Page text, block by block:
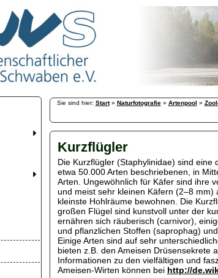
Sie sind hier: Start» Naturfotografie» Artenpool »
Kurzflügler
Die Kurzflügler (Staphylinidae) sind
etwa 50.000 Arten beschriebenen, in
Arten. Ungewöhnlich für Käfer sind ihre
und meist sehr kleinen Käfern (2–8
kleinste Hohlräume bewohnen. Die
großen Flügel sind kunstvoll unter der
ernähren sich räuberisch (carnivor),
und pflanzlichen Stoffen (saprophag)
Einige Arten sind auf sehr
bieten z.B. den Ameisen Drüsensekrete
Informationen zu den vielfältigen und
Ameisen-Wirten können bei http://